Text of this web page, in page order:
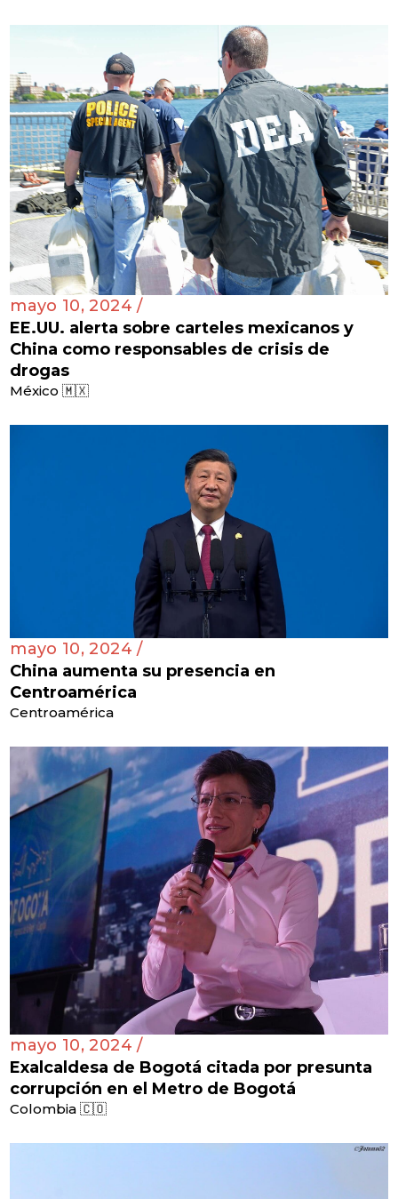
mayo 10, 2024 /
EE.UU. alerta sobre carteles mexicanos y
China como responsables de crisis de
drogas
México 🇲🇽
mayo 10, 2024 /
China aumenta su presencia en
Centroamérica
Centroamérica
mayo 10, 2024 /
Exalcaldesa de Bogotá citada por presunta
corrupción en el Metro de Bogotá
Colombia 🇨🇴